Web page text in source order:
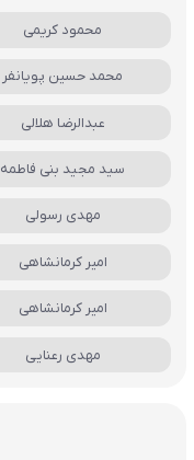
محمود کریمی
محمد حسین پویانفر
عبدالرضا هلالی
سید مجید بنی فاطمه
مهدی رسولی
امیر کرمانشاهی
امیر کرمانشاهی
مهدی رعنایی